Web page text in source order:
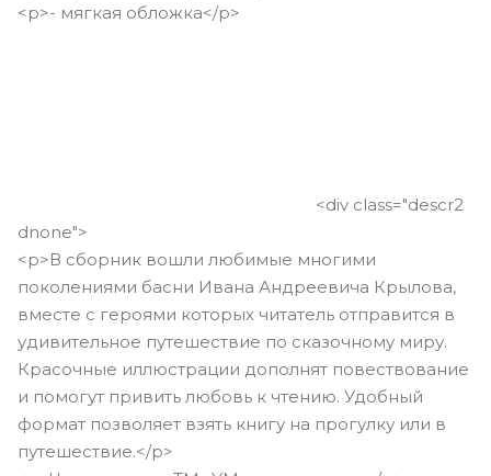
<p>- мягкая обложка</p>
<div class="descr2
dnone">
<p>В сборник вошли любимые многими
поколениями басни Ивана Андреевича Крылова,
вместе с героями которых читатель отправится в
удивительное путешествие по сказочному миру.
Красочные иллюстрации дополнят повествование
и помогут привить любовь к чтению. Удобный
формат позволяет взять книгу на прогулку или в
путешествие.</p>